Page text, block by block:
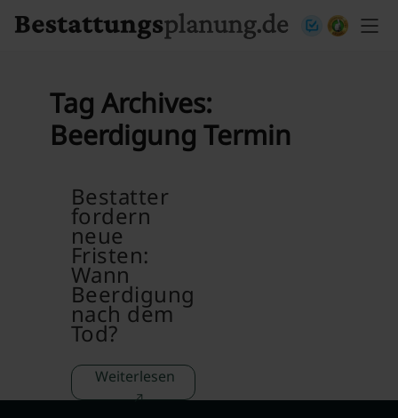
Tag Archives:
Beerdigung Termin
Bestatter
fordern
neue
Fristen:
Wann
Beerdigung
nach dem
Tod?
Weiterlesen